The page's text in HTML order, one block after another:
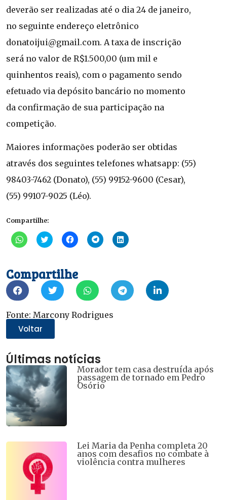
deverão ser realizadas até o dia 24 de janeiro,
no seguinte endereço eletrônico
donatoijui@gmail.com. A taxa de inscrição
será no valor de R$1.500,00 (um mil e
quinhentos reais), com o pagamento sendo
efetuado via depósito bancário no momento
da confirmação de sua participação na
competição.
Maiores informações poderão ser obtidas
através dos seguintes telefones whatsapp: (55)
98403-7462 (Donato), (55) 99152-9600 (Cesar),
(55) 99107-9025 (Léo).
Compartilhe:
Clique
para
em
nova
janela)
Clique
para
em
nova
janela)
Clique
para
em
nova
janela)
Clique
para
janela)
Clique
para
janela)
Compartilhe
Fonte: Marcony Rodrigues
Voltar
Últimas notícias
Morador tem casa destruída após
passagem de tornado em Pedro
Osório
Lei Maria da Penha completa 20
anos com desafios no combate à
violência contra mulheres